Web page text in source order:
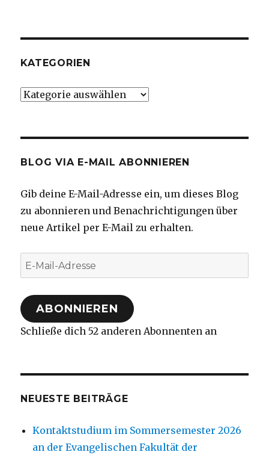
KATEGORIEN
Kategorien
BLOG VIA E-MAIL ABONNIEREN
Gib deine E-Mail-Adresse ein, um dieses Blog
zu abonnieren und Benachrichtigungen über
neue Artikel per E-Mail zu erhalten.
E-
Mail-
Adresse
ABONNIEREN
Schließe dich 52 anderen Abonnenten an
NEUESTE BEITRÄGE
Kontaktstudium im Sommersemester 2026
an der Evangelischen Fakultät der